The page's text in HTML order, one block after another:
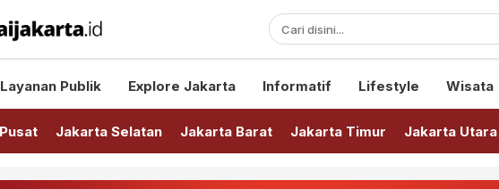
Tentang Jakarta Ada Disini!
Layanan Publik Explore Jakarta Informatif Lifestyle Wisata
Jakarta Selatan Jakarta Barat Jakarta Timur Jakarta Utara